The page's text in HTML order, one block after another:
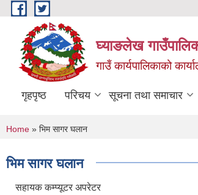
Skip to main content
घ्याङलेख
गाउँ कार्यपालिकाको
गृहपृष्ठ परिचय सूचना तथा समाचार
You are here
Home » भिम सागर घलान
भिम सागर घलान
सहायक कम्प्यूटर अपरेटर